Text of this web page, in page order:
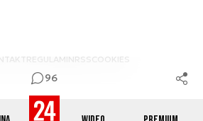
96
REGULAMINRSS COOKIES